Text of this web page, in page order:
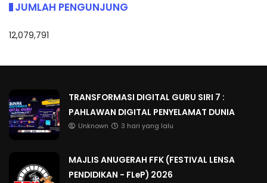
JUMLAH PENGUNJUNG
12,079,791
TRANSFORMASI DIGITAL GURU SIRI 7 :
PAHLAWAN DIGITAL PENYELAMAT DUNIA
Unknown 3 hari yang lalu
MAJLIS ANUGERAH FFK (FESTIVAL LENSA
PENDIDIKAN - FLeP) 2026